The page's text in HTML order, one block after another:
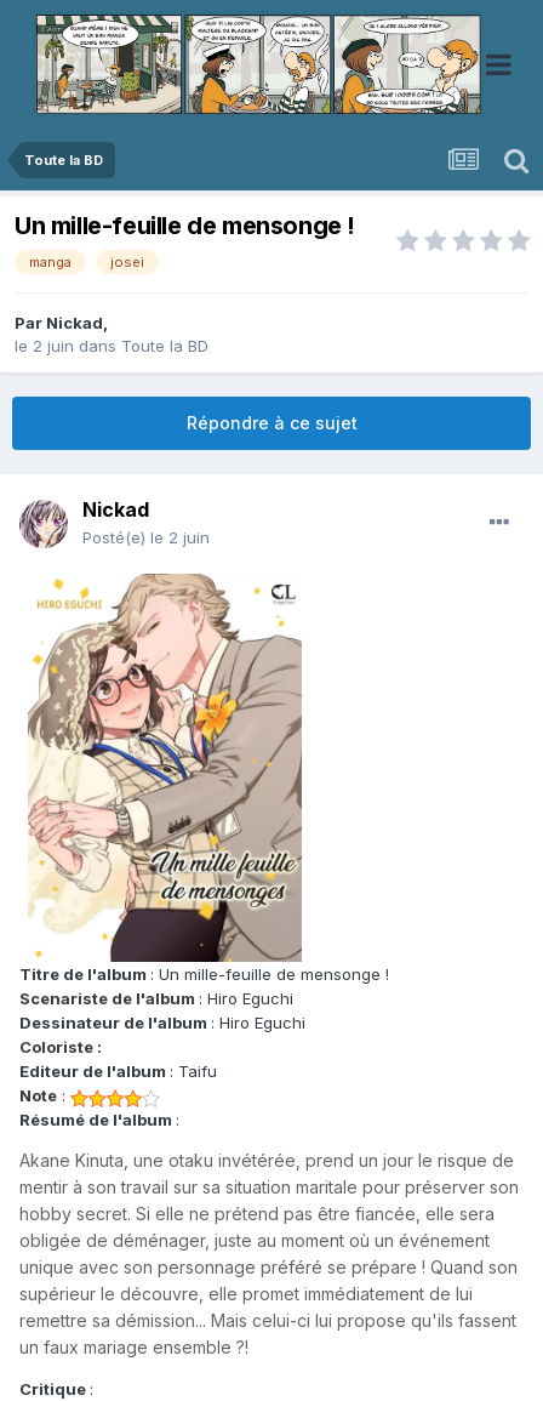
Toute la BD
Un mille-feuille de mensonge !
manga josei
Par Nickad,
le 2 juin dans Toute la BD
Répondre à ce sujet
Nickad
Posté(e) le 2 juin
Titre de l'album : Un mille-feuille de mensonge !
Scenariste de l'album : Hiro Eguchi
Dessinateur de l'album : Hiro Eguchi
Coloriste :
Editeur de l'album : Taifu
Note :
Résumé de l'album :
Akane Kinuta, une otaku invétérée, prend un jour le risque de
mentir à son travail sur sa situation maritale pour préserver son
hobby secret. Si elle ne prétend pas être fiancée, elle sera
obligée de déménager, juste au moment où un événement
unique avec son personnage préféré se prépare ! Quand son
supérieur le découvre, elle promet immédiatement de lui
remettre sa démission... Mais celui-ci lui propose qu'ils fassent
un faux mariage ensemble ?!
Critique :